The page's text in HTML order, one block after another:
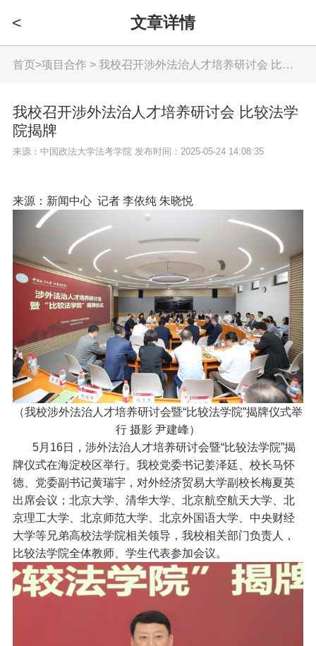
< 文章详情
首页>项目合作 > 我校召开涉外法治人才培养研讨会 比较法学院揭牌
我校召开涉外法治人才培养研讨会 比较法学
院揭牌
来源：中国政法大学法考学院 发布时间：2025-05-24 14:08:35
来源：新闻中心 记者 李依纯 朱晓悦
（我校涉外法治人才培养研讨会暨“比较法学院”揭牌仪式举
行 摄影 尹建峰）
5月16日，涉外法治人才培养研讨会暨“比较法学院”揭
牌仪式在海淀校区举行。我校党委书记姜泽廷、校长马怀
德、党委副书记黄瑞宇，对外经济贸易大学副校长梅夏英
出席会议；北京大学、清华大学、北京航空航天大学、北
京理工大学、北京师范大学、北京外国语大学、中央财经
大学等兄弟高校法学院相关领导，我校相关部门负责人，
比较法学院全体教师、学生代表参加会议。